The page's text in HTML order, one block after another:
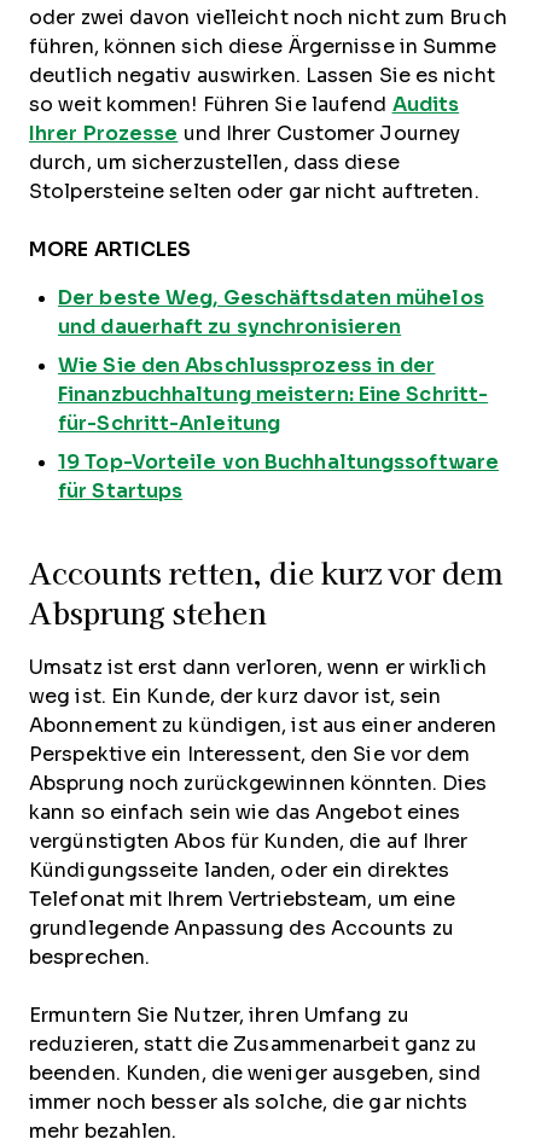
oder zwei davon vielleicht noch nicht zum Bruch
führen, können sich diese Ärgernisse in Summe
deutlich negativ auswirken. Lassen Sie es nicht
so weit kommen! Führen Sie laufend Audits
Ihrer Prozesse und Ihrer Customer Journey
durch, um sicherzustellen, dass diese
Stolpersteine selten oder gar nicht auftreten.
MORE ARTICLES
Der beste Weg, Geschäftsdaten mühelos
und dauerhaft zu synchronisieren
Wie Sie den Abschlussprozess in der
Finanzbuchhaltung meistern: Eine Schritt-
für-Schritt-Anleitung
19 Top-Vorteile von Buchhaltungssoftware
für Startups
Accounts retten, die kurz vor dem
Absprung stehen
Umsatz ist erst dann verloren, wenn er wirklich
weg ist. Ein Kunde, der kurz davor ist, sein
Abonnement zu kündigen, ist aus einer anderen
Perspektive ein Interessent, den Sie vor dem
Absprung noch zurückgewinnen könnten. Dies
kann so einfach sein wie das Angebot eines
vergünstigten Abos für Kunden, die auf Ihrer
Kündigungsseite landen, oder ein direktes
Telefonat mit Ihrem Vertriebsteam, um eine
grundlegende Anpassung des Accounts zu
besprechen.
Ermuntern Sie Nutzer, ihren Umfang zu
reduzieren, statt die Zusammenarbeit ganz zu
beenden. Kunden, die weniger ausgeben, sind
immer noch besser als solche, die gar nichts
mehr bezahlen.